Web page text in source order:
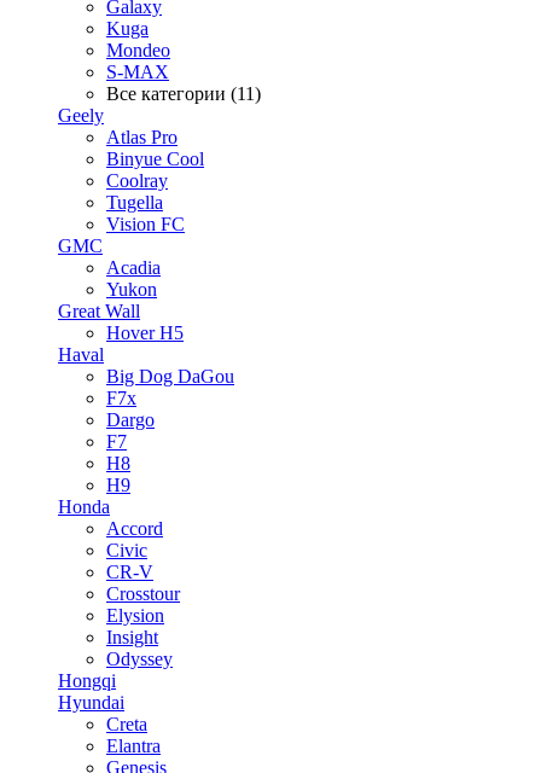
Galaxy
Kuga
Mondeo
S-MAX
Все категории (11)
Geely
Atlas Pro
Binyue Cool
Coolray
Tugella
Vision FC
GMC
Acadia
Yukon
Great Wall
Hover H5
Haval
Big Dog DaGou
F7x
Dargo
F7
H8
H9
Honda
Accord
Civic
CR-V
Crosstour
Elysion
Insight
Odyssey
Hongqi
Hyundai
Creta
Elantra
Genesis